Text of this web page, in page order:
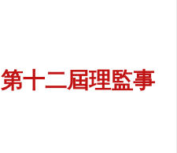
十二屆理監事